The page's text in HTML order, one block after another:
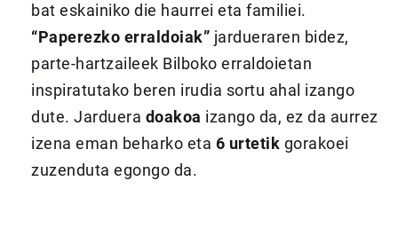
bat eskainiko die haurrei eta familiei.
“Paperezko erraldoiak” jardueraren bidez,
parte-hartzaileek Bilboko erraldoietan
inspiratutako beren irudia sortu ahal izango
dute. Jarduera doakoa izango da, ez da aurrez
izena eman beharko eta 6 urtetik gorakoei
zuzenduta egongo da.